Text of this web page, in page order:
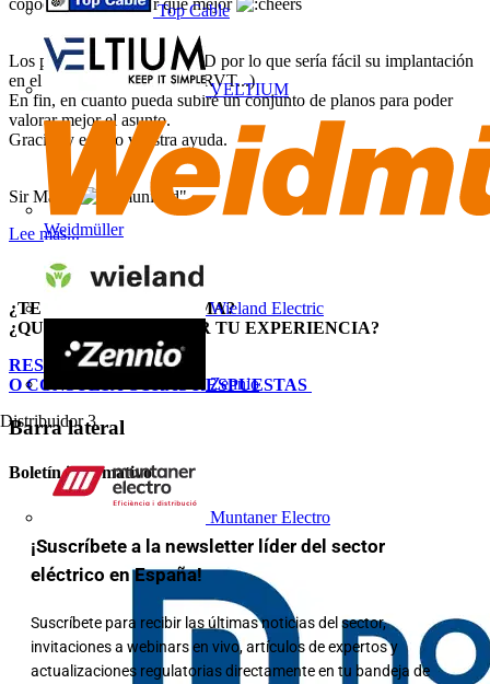
Top Cable
VELTIUM
Weidmüller
Wieland Electric
Zennio
Distribuidor 3
Muntaner Electro
Los planos los tenemos en 3D por lo que sería fácil su implantación
en el software (DWG, IFC, RVT...)
En fin, en cuanto pueda subiré un conjunto de planos para poder
valorar mejor el asunto.
Gracias y espero vuestra ayuda.
Sir Maky.
"
Lee más...
¿TE INTERESA EL TEMA?
¿QUIERES COMPARTIR TU EXPERIENCIA?
RESPONDE AQUÍ
O CONSULTA OTRAS RESPUESTAS
Barra lateral
Boletín informativo
¡Suscríbete a la newsletter líder del sector
eléctrico en España!
Suscríbete para recibir las últimas noticias del sector,
invitaciones a webinars en vivo, artículos de expertos y
actualizaciones regulatorias directamente en tu bandeja de